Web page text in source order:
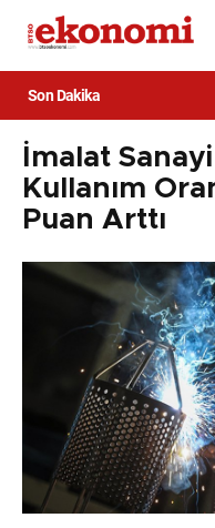
Son Dakika
İmalat
Kullanım
Puan Arttı